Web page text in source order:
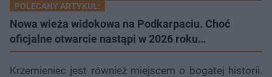
POLECANY ARTYKUŁ:
Nowa wieża widokowa na Podkarpaciu. Choć
oficjalne otwarcie nastąpi w 2026 roku…
Krzemieniec jest również miejscem o bogatej historii.